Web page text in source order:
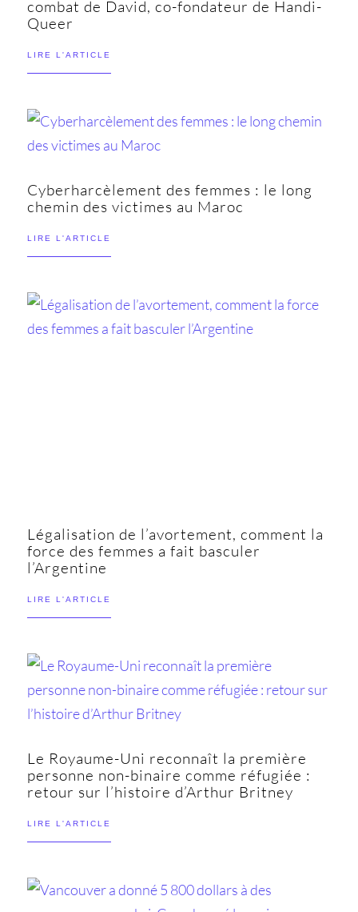
combat de David, co-fondateur de Handi-
Queer
LIRE L'ARTICLE
Cyberharcèlement des femmes : le long
chemin des victimes au Maroc
LIRE L'ARTICLE
Légalisation de l’avortement, comment la
force des femmes a fait basculer
l’Argentine
LIRE L'ARTICLE
Le Royaume-Uni reconnaît la première
personne non-binaire comme réfugiée :
retour sur l’histoire d’Arthur Britney
LIRE L'ARTICLE